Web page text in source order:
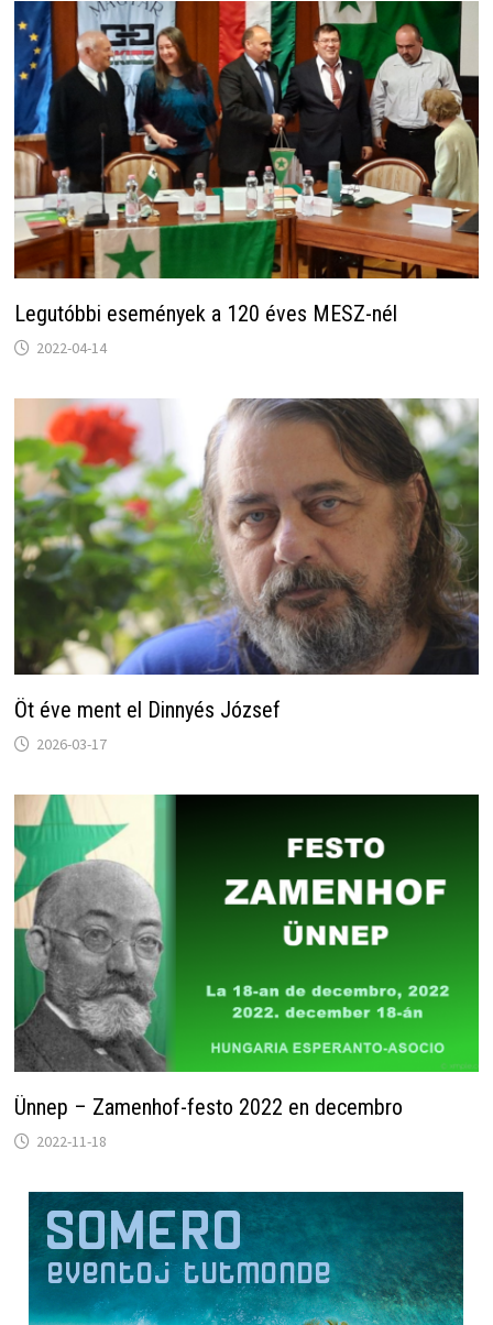
Legutóbbi események a 120 éves MESZ-nél
2022-04-14
Öt éve ment el Dinnyés József
2026-03-17
Ünnep – Zamenhof-festo 2022 en decembro
2022-11-18